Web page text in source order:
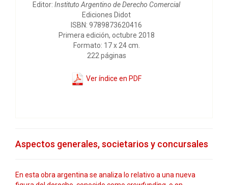
Editor: Instituto Argentino de Derecho Comercial
Ediciones Didot
ISBN: 9789873620416
Primera edición, octubre 2018
Formato: 17 x 24 cm.
222 páginas
Ver índice en PDF
Aspectos generales, societarios y concursales
En esta obra argentina se analiza lo relativo a una nueva